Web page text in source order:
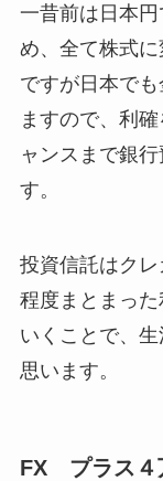
一昔前は日本
め、全て株式
ですが日本で
ますので、利
ャンスまで銀
す。
投資信託はク
程度まとまっ
いくことで、
思います。
FX プラス４